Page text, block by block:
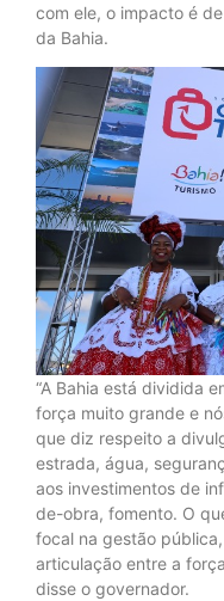
com ele, o impacto é
da Bahia.
“A Bahia está dividida
força muito grande e
que diz respeito a
estrada, água,
aos investimentos de
de-obra, fomento. O
focal na gestão
articulação entre a
disse o governador.